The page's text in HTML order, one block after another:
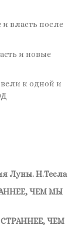
власть после
и новые
к одной и
Луны. Н.Тесла
ЧЕМ МЫ
ЧЕМ